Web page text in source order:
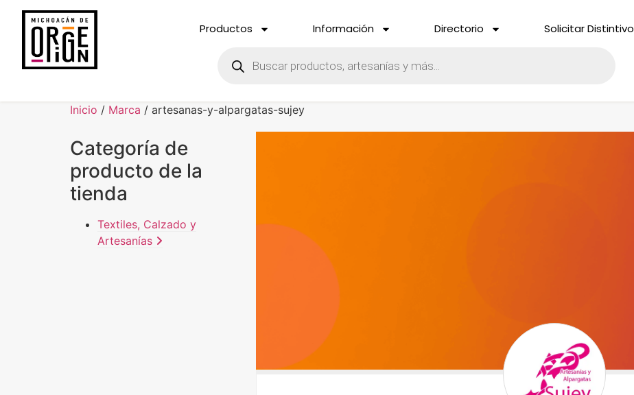
Productos Información Directorio Solicitar Distintivo
Inicio / Marca / artesanas-y-alpargatas-sujey
Categoría de
producto de la
tienda
Textiles, Calzado y
Artesanías